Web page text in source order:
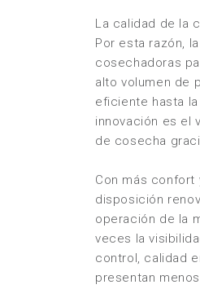
La calidad de la
Por esta razón,
cosechadoras
alto volumen de
eficiente hasta
innovación es el
de cosecha
Con más confort
disposición
operación de la
veces la
control, calidad
presentan